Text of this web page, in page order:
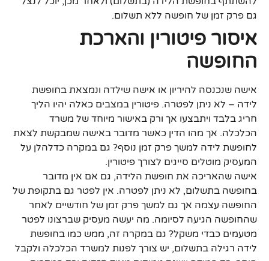
גם פרק זמן של חופשה ללא תשלום.
איסור פיטורין והארכת
החופשה
אישה שנכנסה להיריון או אישה שילדה ונמצאת בחופשת
לידה – לא ניתן לפטרה. פיטורין במצבים כאלה יהיו הליך
חריג בלבד ויתבצעו אך ורק באישור מיוחד של משרד
הכלכלה. אך מהו הדין כאשר מדובר באישה שמבקשת לצאת
לחופשת לידה למשך פרק זמן נוסף? גם במקרה כדלהלן על
המעסיק מוטלים סייגים לצורך פיטורין.
אישה שהאריכה את חופשת הלידה, גם אם אין מדובר
בחופשה בתשלום, לא ניתן לפטרה. אין לפטר גם בתקופת של
החופשה עצמה אך גם למשך פרק זמן של חודשיים לאחר
שהחופשה הגיעה לסיומה. מה יעשה מעסיק שברצונו לפטר
מטעמים כבדי משקל? גם במקרה זה, ממש כמו בחופשת
לידה רגילה בתשלום, יש צורך לפנות למשרד הכלכלה ולקבל